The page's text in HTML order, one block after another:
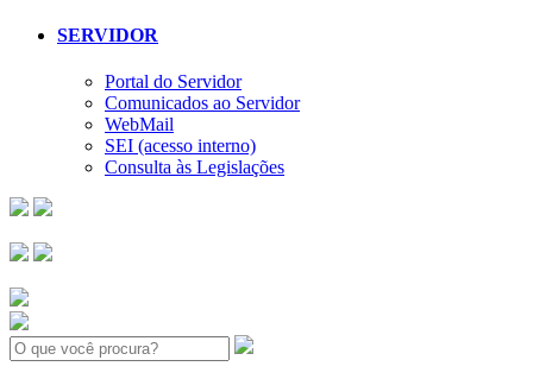
SERVIDOR
Portal do Servidor
Comunicados ao Servidor
WebMail
SEI (acesso interno)
Consulta às Legislações
Search: